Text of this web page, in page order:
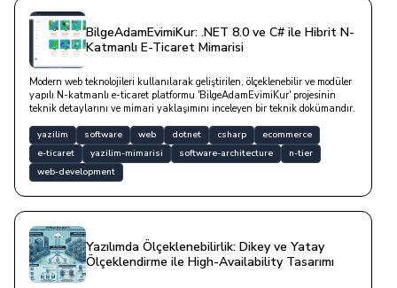
BilgeAdamEvimiKur: .NET 8.0 ve C# ile Hibrit N-
Katmanlı E-Ticaret Mimarisi
Modern web teknolojileri kullanılarak geliştirilen, ölçeklenebilir ve modüler
yapılı N-katmanlı e-ticaret platformu 'BilgeAdamEvimiKur' projesinin
teknik detaylarını ve mimari yaklaşımını inceleyen bir teknik dokümandır.
yazilim software web dotnet csharp
ecommerce
e-ticaret
yazilim-mimarisi software-architecture
n-tier
web-development
Yazılımda Ölçeklenebilirlik: Dikey ve Yatay
Ölçeklendirme ile High-Availability Tasarımı